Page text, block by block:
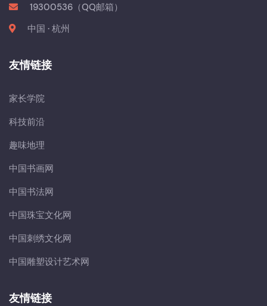
19300536（QQ邮箱）
中国 · 杭州
友情链接
家长学院
科技前沿
趣味地理
中国书画网
中国书法网
中国珠宝文化网
中国刺绣文化网
中国雕塑设计艺术网
友情链接